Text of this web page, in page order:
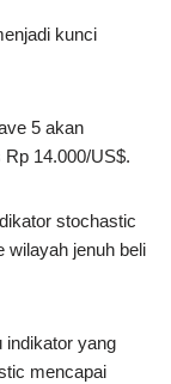
kunci
5 akan
14.000/US$.
stochastic
wilayah jenuh beli
indikator yang
mencapai